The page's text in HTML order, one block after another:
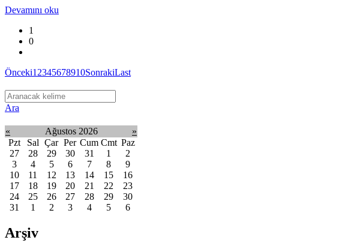
Devamını oku
1
0
Önceki1 2345678910SonrakiLast
Ara
« Ağustos 2026
»
Pzt
Sal Çar Per Cum Cmt Paz
27
28 29 30 31 1
2
3
4 5 6 7 8
9
10
11 12 13 14 15
16
17
18 19 20 21 22
23
24
25 26 27 28 29
30
31
1 2 3 4 5 6
Arşiv